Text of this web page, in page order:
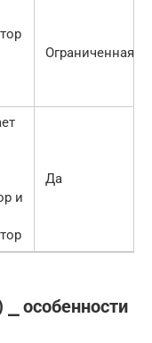
Ограниченная
и
Да
особенности